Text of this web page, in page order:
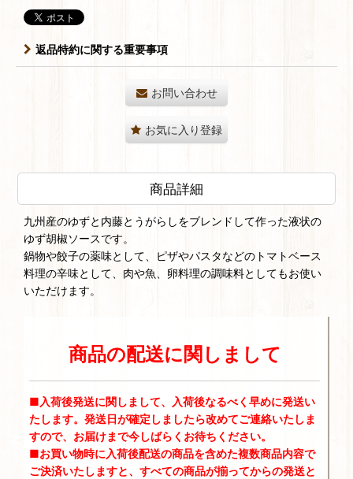
返品特約に関する重要事項
お問い合わせ
お気に入り登録
商品詳細
九州産のゆずと内藤とうがらしをブレンドして作った液状の
ゆず胡椒ソースです。
鍋物や餃子の薬味として、ピザやパスタなどのトマトベース
料理の辛味として、肉や魚、卵料理の調味料としてもお使い
いただけます。
商品の配送に関しまして
■入荷後発送に関しまして、入荷後なるべく早めに発送い
たします。発送日が確定しましたら改めてご連絡いたしま
すので、お届けまで今しばらくお待ちください。
■お買い物時に入荷後配送の商品を含めた複数商品内容で
ご決済いたしますと、すべての商品が揃ってからの発送と